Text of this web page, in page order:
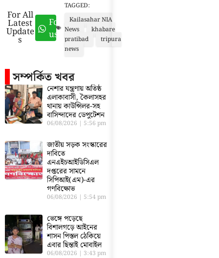
For All
Latest
Update
s
Follow
us
TAGGED:
Kailasahar NIA
News
khabare
pratibad
tripura
news
সম্পর্কিত খবর
নেশার যন্ত্রণায় অতিষ্ঠ
এলাকাবাসী, কৈলাসহর
থানায় কাউন্সিলর-সহ
বাসিন্দাদের ডেপুটেশন
06/08/2026 5:56 pm
জাতীয় সড়ক সংস্কারের
দাবিতে
এনএইচআইডিসিএল
দপ্তরের সামনে
সিপিআই(এম)-এর
গণবিক্ষোভ
06/08/2026 5:54 pm
ভেঙ্গে পড়েছে
বিশালগড়ে আইনের
শাসন পিস্তল ঠেকিয়ে
এবার ছিন্তাই মোবাইল
06/08/2026 3:43 pm